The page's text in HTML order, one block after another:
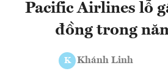
Pacific Airlines lỗ
đồng trong
K Khánh Linh